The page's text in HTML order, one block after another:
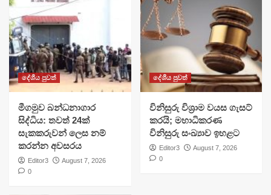
දේශීය පුවත්
මීගමුව බන්ධනාගාර
සිද්ධිය: තවත් 24ක්
සැකකරුවන් ලෙස නම්
කරන්න අවසරය
Editor3
August 7, 2026
0
දේශීය පුවත්
විනිසුරු විශ්‍රාම වයස ගැසට්
කරයි; මහාධිකරණ
විනිසුරු සංඛ්‍යාව ඉහළට
Editor3
August 7, 2026
0